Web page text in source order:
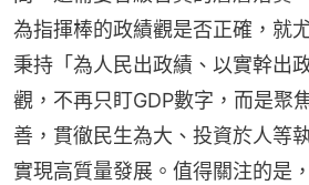
為指揮棒的政績觀是否正確，就
秉持「為人民出政績、以實幹出
觀，不再只盯GDP數字，而是聚
善，貫徹民生為大、投資於人等
實現高質量發展。值得關注的是